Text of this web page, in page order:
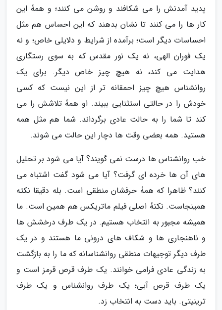
پدید آمدنش را می شکافند و روشن می کنند؛ و همۀ این
کار ها را می کنند تا نشان بدهند که این احساس هم مثل
احساسات دیگر است؛ برآمده از شرایط و دلایلی خاص؛ و نه
یک فوران الهی، نه یک نور مقدس که به سوی رستگاری
هدایت می کند، نه هیچ چیز خاص دیگر. برای یک
روانشناس هیچ چیز احمقانه تر از این نیست که کسی
خودش را در حالتی استثنایی ببیند. او همۀ تلاشش را می
کند تا شما را به حالت عادی برگرداند. شما هم مثل همه
هستید. همه بعضی وقت ها دچار این حالت می شوند.
خب روانشناس ها درست نمی گویند؟ آیا می شود بر تحلیل
های آن ها خرده ای گرفت؟ آیا می شود گفت اشتباه می
کنند؟ ظاهرا که همۀ حرفشان منطقی است. بله دقیقا نکته
همینجاست. نکتۀ اصلی فیلم ماتریکس هم همین است. ما
همیشه مجبور به انتخاب هستیم. در یک طرف درخشش ها
و ناهنجاری ها و شکاف های درونی ما هستند و در یک
طرف دیگر توجیهات منطقی روانشناسانه که ما را به بازگشت
به زندگی عادی فرامی خوانند. یک طرف قرص قرمز است و
یک طرف قرص آبی؛ یک طرف روانشناس و یک طرف
ترینیتی. باید دست به انتخاب زد.